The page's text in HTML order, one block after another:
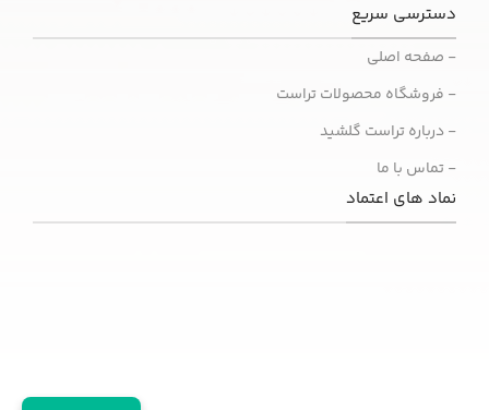
دسترسی سریع
- صفحه اصلی
- فروشگاه محصولات تراست
- درباره تراست گلشید
- تماس با ما
نماد های اعتماد